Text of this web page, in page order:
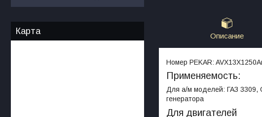
Описание
Номер PEKAR: AVX13X1250
Применяемость:
Для а/м моделей: ГАЗ 3309,
генератора
Для двигателей
Карта